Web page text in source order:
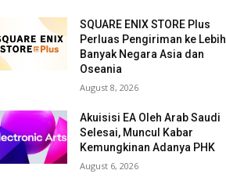
SQUARE ENIX STORE Plus
Perluas Pengiriman ke Lebih
Banyak Negara Asia dan
Oseania
August 8, 2026
Akuisisi EA Oleh Arab Saudi
Selesai, Muncul Kabar
Kemungkinan Adanya PHK
August 6, 2026